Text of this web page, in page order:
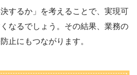
するか」を考えることで、実現可
なるでしょう。その結果、業務の
止にもつながります。